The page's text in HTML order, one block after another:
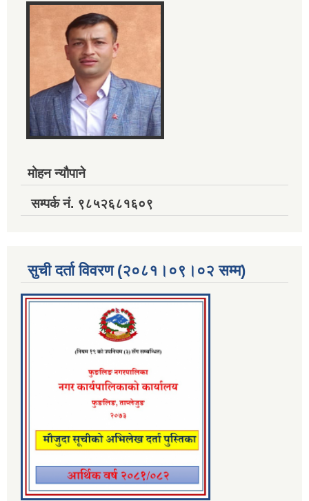
मोहन न्यौपाने
सम्पर्क नं. ९८५२६८१६०९
सुची दर्ता विवरण (२०८१।०९।०२ सम्म)